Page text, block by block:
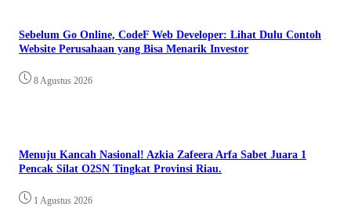
Sebelum Go Online, CodeF Web Developer: Lihat Dulu Contoh
Website Perusahaan yang Bisa Menarik Investor
8 Agustus 2026
Menuju Kancah Nasional! Azkia Zafeera Arfa Sabet Juara 1
Pencak Silat O2SN Tingkat Provinsi Riau.
1 Agustus 2026